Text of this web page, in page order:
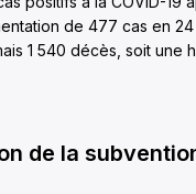
de 477 cas en
1 540 décès, soit une
de la